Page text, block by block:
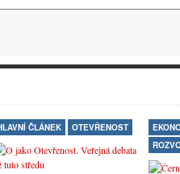
ČLÁNEK OTEVŘENOST